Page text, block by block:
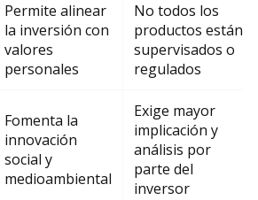
Permite alinear
la inversión con
valores
personales
No todos los
productos están
supervisados o
regulados
Fomenta la
innovación
social y
medioambiental
Exige mayor
implicación y
análisis por
parte del
inversor